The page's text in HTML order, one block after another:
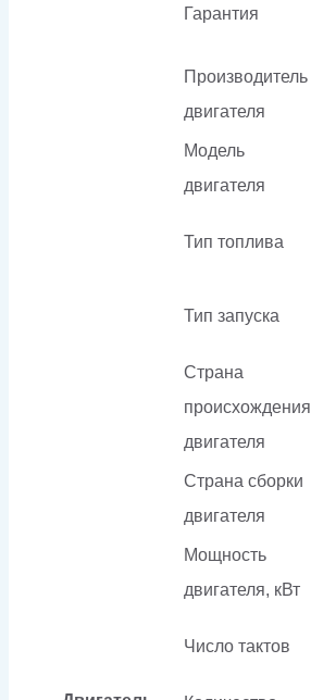
Гарантия
Производитель
двигателя
Модель
двигателя
Тип топлива
Тип запуска
Страна
происхождения
двигателя
Страна сборки
двигателя
Мощность
двигателя, кВт
Число тактов